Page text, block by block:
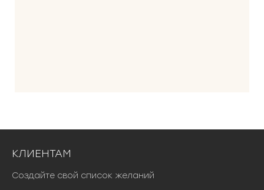
КЛИЕНТАМ
Создайте свой список желаний